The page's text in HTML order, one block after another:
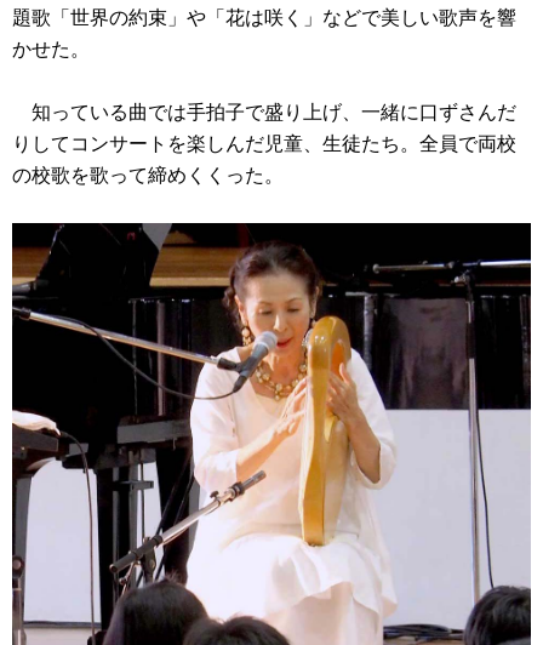
題歌「世界の約束」や「花は咲く」などで美しい歌声を響
かせた。
知っている曲では手拍子で盛り上げ、一緒に口ずさんだ
りしてコンサートを楽しんだ児童、生徒たち。全員で両校
の校歌を歌って締めくくった。